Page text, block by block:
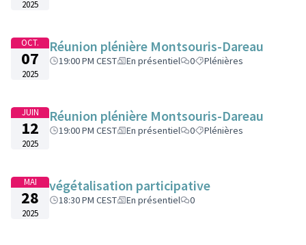
2025
OCT.
07
2025
Réunion plénière Montsouris-Dareau
19:00 PM CEST En présentiel 0 Plénières
JUIN
12
2025
Réunion plénière Montsouris-Dareau
19:00 PM CEST En présentiel 0 Plénières
MAI
28
2025
végétalisation participative
18:30 PM CEST En présentiel 0